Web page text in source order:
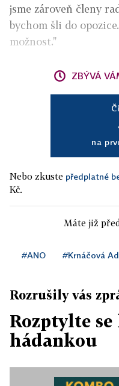
jsme zároveň členy
bychom šli do
možnost."
ZBÝVÁ
na
Nebo zkuste předplatné
Kč.
Máte již
#ANO #Krnáčová
Rozrušily vás
Rozptylte
hádankou